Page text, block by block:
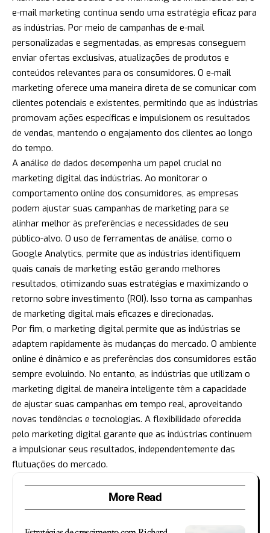
e-mail marketing continua sendo uma estratégia eficaz para
as indústrias. Por meio de campanhas de e-mail
personalizadas e segmentadas, as empresas conseguem
enviar ofertas exclusivas, atualizações de produtos e
conteúdos relevantes para os consumidores. O e-mail
marketing oferece uma maneira direta de se comunicar com
clientes potenciais e existentes, permitindo que as indústrias
promovam ações específicas e impulsionem os resultados
de vendas, mantendo o engajamento dos clientes ao longo
do tempo.
A análise de dados desempenha um papel crucial no
marketing digital das indústrias. Ao monitorar o
comportamento online dos consumidores, as empresas
podem ajustar suas campanhas de marketing para se
alinhar melhor às preferências e necessidades de seu
público-alvo. O uso de ferramentas de análise, como o
Google Analytics, permite que as indústrias identifiquem
quais canais de marketing estão gerando melhores
resultados, otimizando suas estratégias e maximizando o
retorno sobre investimento (ROI). Isso torna as campanhas
de marketing digital mais eficazes e direcionadas.
Por fim, o marketing digital permite que as indústrias se
adaptem rapidamente às mudanças do mercado. O ambiente
online é dinâmico e as preferências dos consumidores estão
sempre evoluindo. No entanto, as indústrias que utilizam o
marketing digital de maneira inteligente têm a capacidade
de ajustar suas campanhas em tempo real, aproveitando
novas tendências e tecnologias. A flexibilidade oferecida
pelo marketing digital garante que as indústrias continuem
a impulsionar seus resultados, independentemente das
flutuações do mercado.
More Read